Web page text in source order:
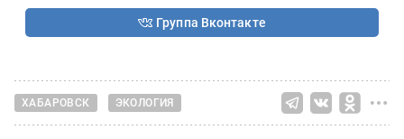
Группа Вконтакте
ХАБАРОВСК ЭКОЛОГИЯ